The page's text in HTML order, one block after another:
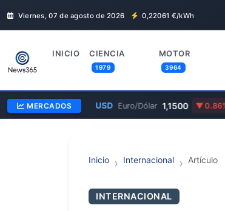
Viernes, 07 de agosto de 2026 0,22061 €/kWh
INICIO CIENCIA
1979
MOTOR
3964
MERCADOSEUR/USD Euro/Dólar 1,1500 0.86%
Inicio Internacional Artículo
INTERNACIONAL